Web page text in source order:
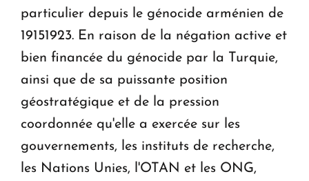
particulier depuis le génocide arménien de
1915­1923. En raison de la négation active et
bien financée du génocide par la Turquie,
ainsi que de sa puissante position
géostratégique et de la pression
coordonnée qu'elle a exercée sur les
gouvernements, les instituts de recherche,
les Nations Unies, l'OTAN et les ONG,